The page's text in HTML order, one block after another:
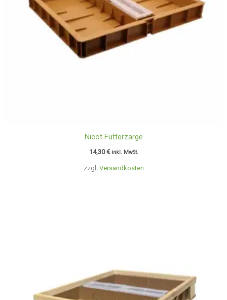
zzgl. Versandkosten
Nicot Futterzarge
14,30€ inkl. MwSt.